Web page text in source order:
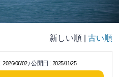
新しい順 | 古い順
:2026/06/02/公開日 :2025/11/25